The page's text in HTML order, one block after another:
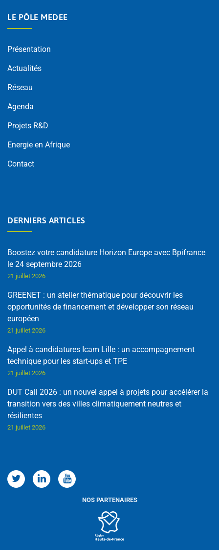
LE PÔLE MEDEE
Présentation
Actualités
Réseau
Agenda
Projets R&D
Energie en Afrique
Contact
DERNIERS ARTICLES
Boostez votre candidature Horizon Europe avec Bpifrance
le 24 septembre 2026
21 juillet 2026
GREENET : un atelier thématique pour découvrir les
opportunités de financement et développer son réseau
européen
21 juillet 2026
Appel à candidatures Icam Lille : un accompagnement
technique pour les start-ups et TPE
21 juillet 2026
DUT Call 2026 : un nouvel appel à projets pour accélérer la
transition vers des villes climatiquement neutres et
résilientes
21 juillet 2026